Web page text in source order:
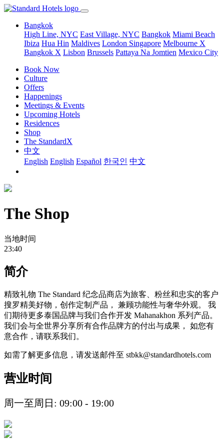
Bangkok
High Line, NYC East Village, NYC Bangkok Miami Beach
Ibiza Hua Hin Maldives London Singapore Melbourne X
Bangkok X Lisbon Brussels Pattaya Na Jomtien Mexico City
Book Now
Culture
Offers
Happenings
Meetings & Events
Upcoming Hotels
Residences
Shop
The StandardX
中文
English English Español 한국인 中文
The Shop
当地时间
23:40
简介
精致礼物 The Standard 纪念品商店为旅客、粉丝和忠实的客户
搜罗精美好物，创作定制产品， 兼顾功能性与奢华外观。 我
们期待更多泰国品牌与我们合作开发 Mahanakhon 系列产品。
我们会与全世界分享所有合作品牌方的付出与成果， 如您有
意合作，请联系我们。
如需了解更多信息，请发送邮件至 stbkk@standardhotels.com
营业时间
周一至周日: 09:00 - 19:00